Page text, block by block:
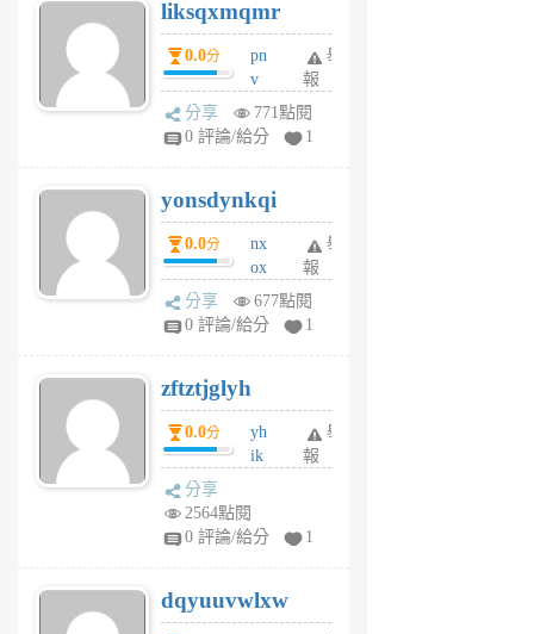
6
個
月
前
liksqxmqmr
0.0分
pn
v
wt
sv
6
個
月
前
舉
報
分享
771點閱
0 評論/給分
1
yonsdynkqi
0.0分
nx
ox
rh
pe
月
前
舉
報
分享
677點閱
0 評論/給分
1
zftztjglyh
0.0分
yh
ik
tu
6
個
舉
報
分享
2564點閱
0 評論/給分
1
dqyuuvwlxw